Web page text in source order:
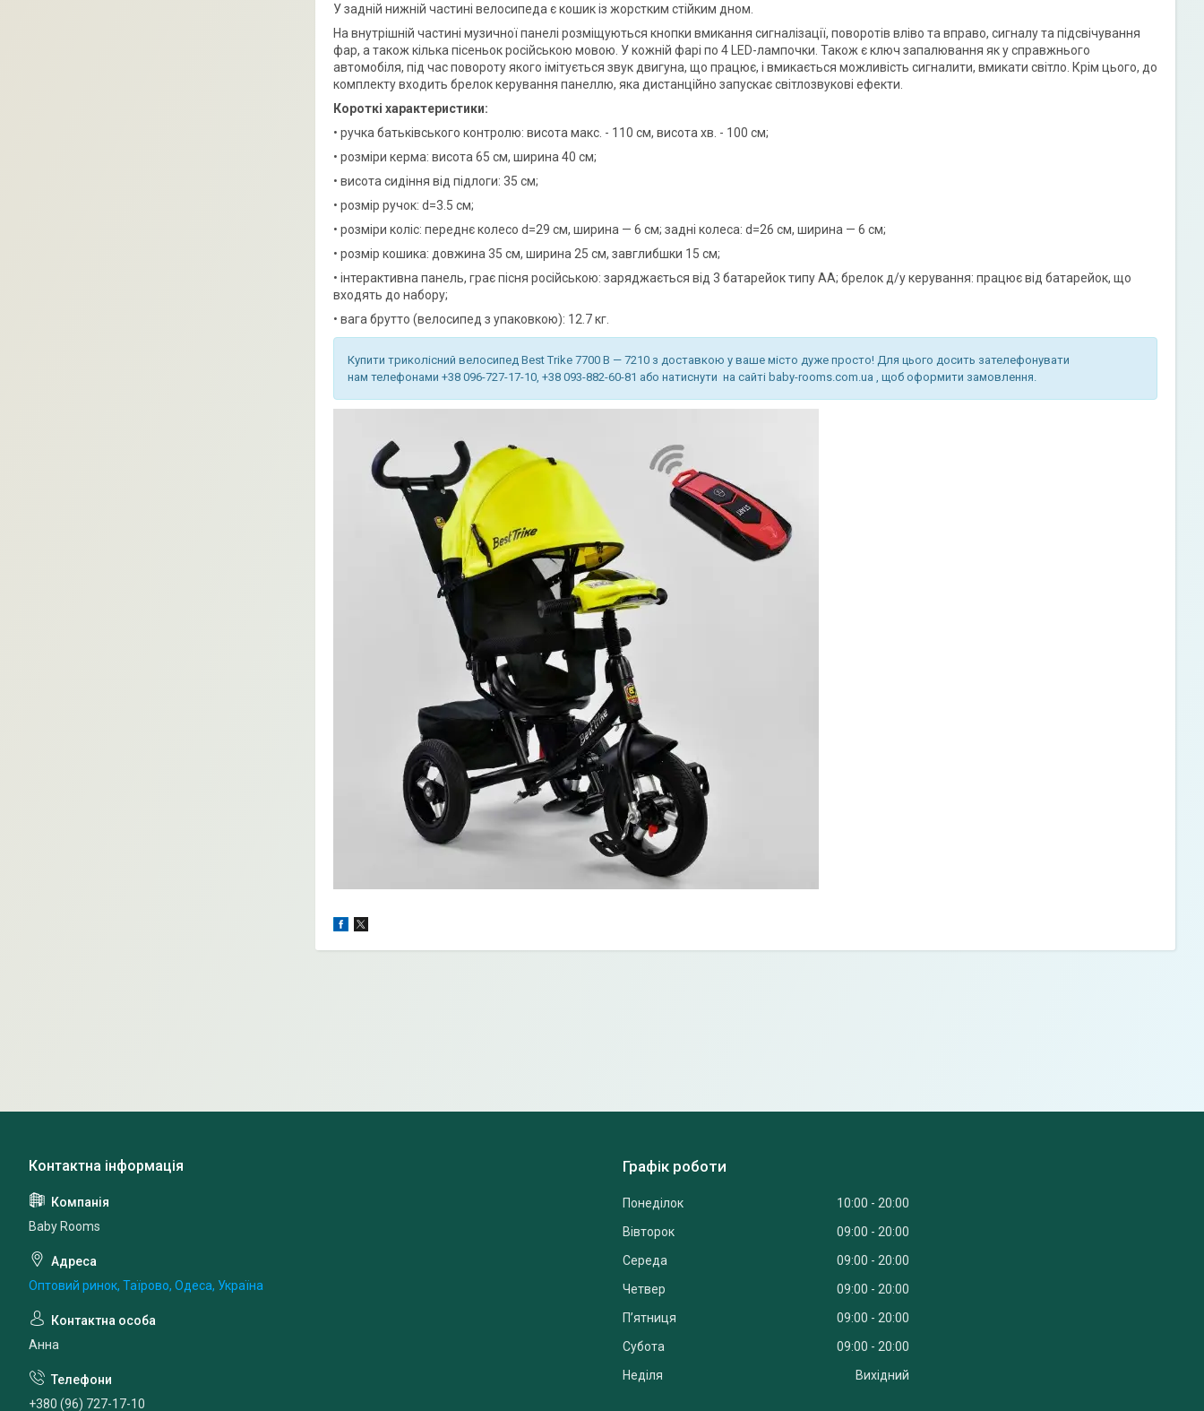
У задній нижній частині велосипеда є кошик із жорстким стійким дном.
На внутрішній частині музичної панелі розміщуються кнопки вмикання сигналізації, поворотів вліво та вправо, сигналу та підсвічування
фар, а також кілька пісеньок російською мовою. У кожній фарі по 4 LED-лампочки. Також є ключ запалювання як у справжнього
автомобіля, під час повороту якого імітується звук двигуна, що працює, і вмикається можливість сигналити, вмикати світло. Крім цього, до
комплекту входить брелок керування панеллю, яка дистанційно запускає світлозвукові ефекти.
Короткі характеристики:
• ручка батьківського контролю: висота макс. - 110 см, висота хв. - 100 см;
• розміри керма: висота 65 см, ширина 40 см;
• висота сидіння від підлоги: 35 см;
• розмір ручок: d=3.5 см;
• розміри коліс: переднє колесо d=29 см, ширина — 6 см; задні колеса: d=26 см, ширина — 6 см;
• розмір кошика: довжина 35 см, ширина 25 см, завглибшки 15 см;
• інтерактивна панель, грає пісня російською: заряджається від 3 батарейок типу АА; брелок д/у керування: працює від батарейок, що
входять до набору;
• вага брутто (велосипед з упаковкою): 12.7 кг.
Купити триколісний велосипед Best Trike 7700 В — 7210 з доставкою у ваше місто дуже просто! Для цього досить зателефонувати
нам телефонами +38 096-727-17-10, +38 093-882-60-81 або натиснути на сайті baby-rooms.com.ua , щоб оформити замовлення.
Baby Rooms
Оптовий ринок, Таїрово, Одеса, Україна
Анна
+380 (96) 727-17-10
Графік роботи
Понеділок 10:00
20:00
Вівторок
09:00
20:00
Середа
09:00
20:00
Четвер
09:00
20:00
Пʼятниця
09:00
20:00
Субота
09:00
20:00
Неділя
Вихідний